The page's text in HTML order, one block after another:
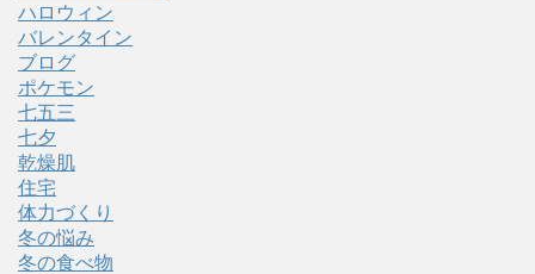
ハロウィン
バレンタイン
ブログ
ポケモン
七五三
七夕
乾燥肌
住宅
体力づくり
冬の悩み
冬の食べ物